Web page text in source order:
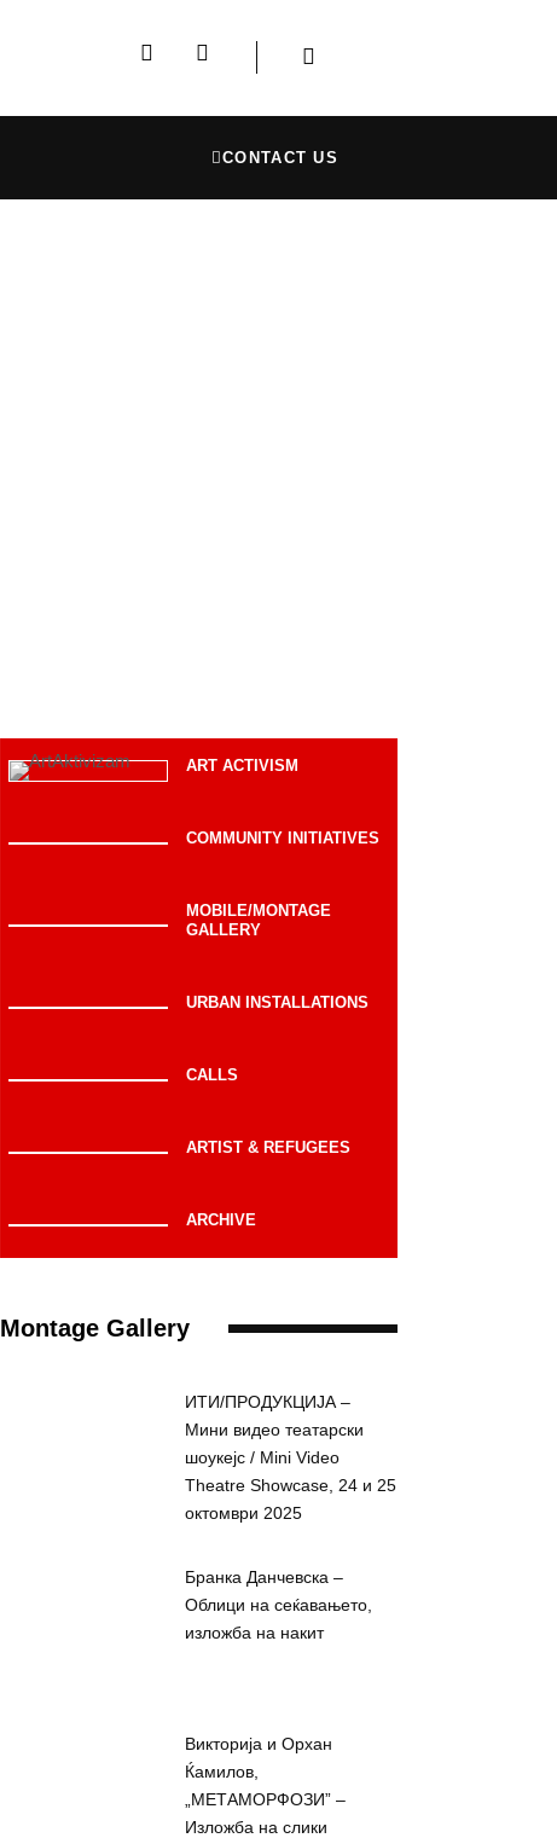
CONTACT US
ART ACTIVISM
COMMUNITY INITIATIVES
MOBILE/MONTAGE
GALLERY
URBAN INSTALLATIONS
CALLS
ARTIST & REFUGEES
ARCHIVE
Montage Gallery
ИТИ/ПРОДУКЦИЈА –
Мини видео театарски
шоукејс / Mini Video
Theatre Showcase, 24 и 25
октомври 2025
Бранка Данчевска –
Облици на сеќавањето,
изложба на накит
Викторија и Орхан
Ќамилов,
„МЕТАМОРФОЗИ” –
Изложба на слики